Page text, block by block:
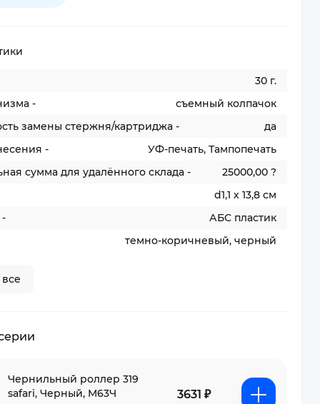
30 г.
-
съемный колпачок
замены стержня/картриджа -
да
-
УФ-печать, Тампопечать
сумма для удалённого склада -
25000,00 ?
d1,1 х 13,8 см
АБС пластик
темно-коричневый, черный
Чернильный роллер 319
safari, Черный, M63Ч
3631 ₽